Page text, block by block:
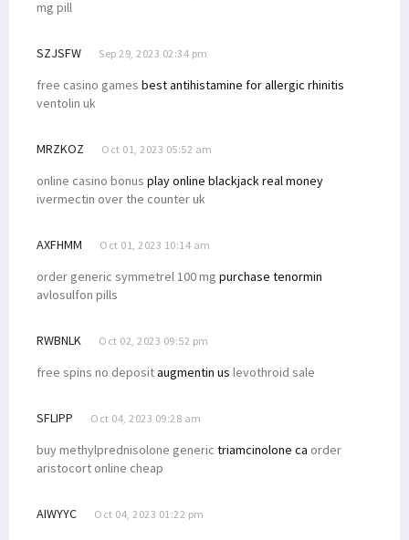
mg pill
SZJSFW Sep 29, 2023 02:34 pm
free casino games best antihistamine for allergic rhinitis
ventolin uk
MRZKOZ Oct 01, 2023 05:52 am
online casino bonus play online blackjack real money
ivermectin over the counter uk
AXFHMM Oct 01, 2023 10:14 am
order generic symmetrel 100 mg purchase tenormin
avlosulfon pills
RWBNLK Oct 02, 2023 09:52 pm
free spins no depositaugmentin us levothroid sale
SFLIPP Oct 04, 2023 09:28 am
buy methylprednisolone generic triamcinolone ca order
aristocort online cheap
AIWYYC Oct 04, 2023 01:22 pm